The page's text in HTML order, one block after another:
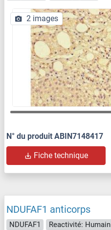
2 images
N° du produit ABIN7148417
Fiche technique
NDUFAF1 anticorps
NDUFAF1 Reactivité: Humain